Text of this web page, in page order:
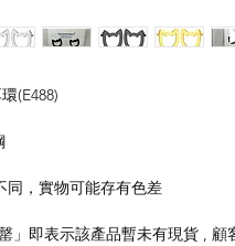
(E488)
同，實物可能存有色差
」即表示該產品暫未有現貨 , 顧